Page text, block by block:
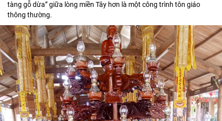
tàng gỗ dừa” giữa lòng miền Tây hơn là một công trình tôn giáo
thông thường.